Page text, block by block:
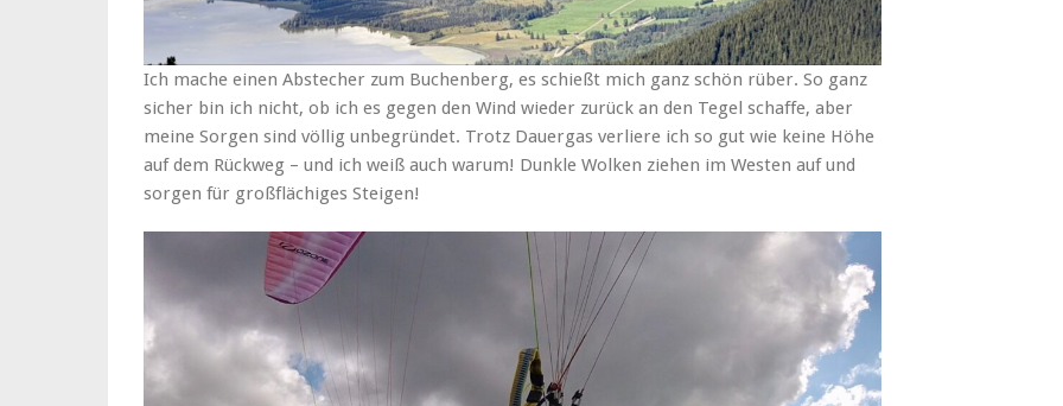
Ich mache einen Abstecher zum Buchenberg, es schießt mich ganz schön rüber. So ganz
sicher bin ich nicht, ob ich es gegen den Wind wieder zurück an den Tegel schaffe, aber
meine Sorgen sind völlig unbegründet. Trotz Dauergas verliere ich so gut wie keine Höhe
auf dem Rückweg – und ich weiß auch warum! Dunkle Wolken ziehen im Westen auf und
sorgen für großflächiges Steigen!